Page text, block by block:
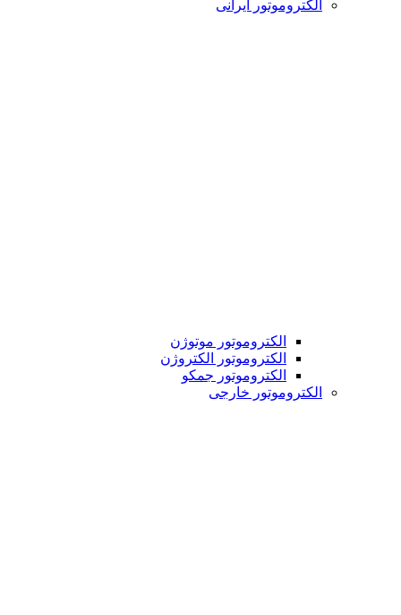
الکتروموتور ایرانی
الکتروموتور موتوژن
الکتروموتور الکتروژن
الکتروموتور جمکو
الکتروموتور خارجی